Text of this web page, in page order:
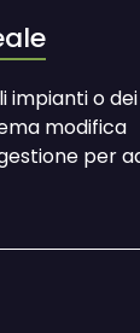
impianti o
modifica
per